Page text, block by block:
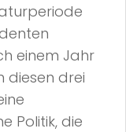
einem Jahr
diesen drei
Politik, die